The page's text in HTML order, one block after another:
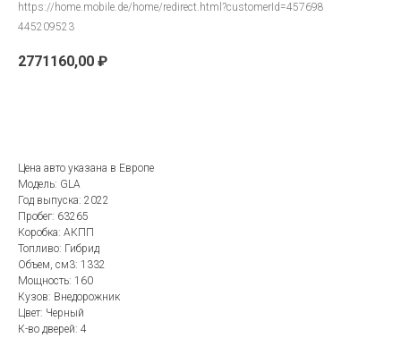
https://home.mobile.de/home/redirect.html?customerId=457698
445209523
2771160,00 ₽
Цена авто указана в Европе
Модель: GLA
Год выпуска: 2022
Пробег: 63265
Коробка: АКПП
Топливо: Гибрид
Объем, см3: 1332
Мощность: 160
Кузов: Внедорожник
Цвет: Черный
К-во дверей: 4